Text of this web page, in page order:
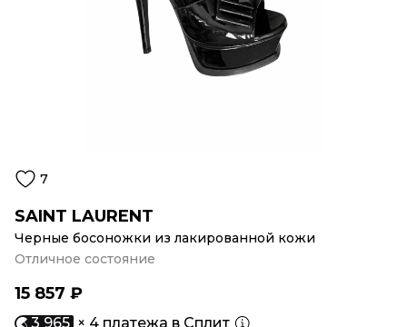
7
SAINT LAURENT
Черные босоножки из лакированной кожи
Отличное состояние
15 857 ₽
3 965 × 4 платежа в Сплит